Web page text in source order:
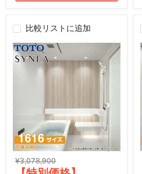
比較リストに追加
元
¥3,078,900